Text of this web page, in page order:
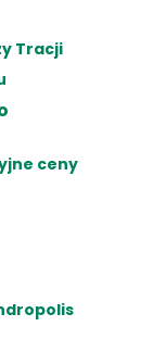
Tracji
ceny